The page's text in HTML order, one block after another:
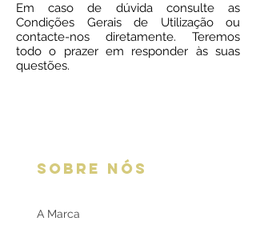
Em caso de dúvida consulte as
Condições Gerais de Utilização ou
contacte-nos diretamente. Teremos
todo o prazer em responder às suas
questões.
SOBRE NÓS
A Marca